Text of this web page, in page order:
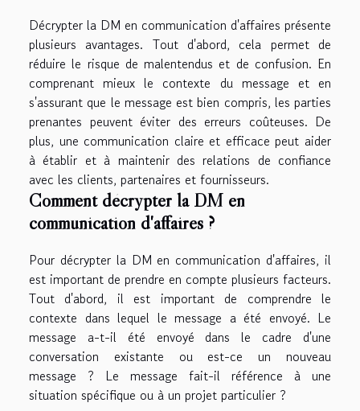
Décrypter la DM en communication d'affaires présente
plusieurs avantages. Tout d'abord, cela permet de
réduire le risque de malentendus et de confusion. En
comprenant mieux le contexte du message et en
s'assurant que le message est bien compris, les parties
prenantes peuvent éviter des erreurs coûteuses. De
plus, une communication claire et efficace peut aider
à établir et à maintenir des relations de confiance
avec les clients, partenaires et fournisseurs.
Comment décrypter la DM en
communication d'affaires ?
Pour décrypter la DM en communication d'affaires, il
est important de prendre en compte plusieurs facteurs.
Tout d'abord, il est important de comprendre le
contexte dans lequel le message a été envoyé. Le
message a-t-il été envoyé dans le cadre d'une
conversation existante ou est-ce un nouveau
message ? Le message fait-il référence à une
situation spécifique ou à un projet particulier ?